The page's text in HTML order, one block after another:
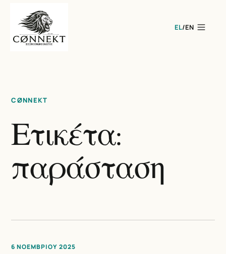
EL/EN
CØNNEKT
Ετικέτα:
παράσταση
6 ΝΟΕΜΒΡΊΟΥ 2025